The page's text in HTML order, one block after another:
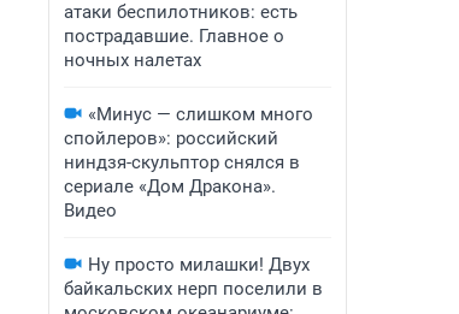
атаки беспилотников: есть
пострадавшие. Главное о
ночных налетах
«Минус — слишком много
спойлеров»: российский
ниндзя-скульптор снялся в
сериале «Дом Дракона».
Видео
Ну просто милашки! Двух
байкальских нерп поселили в